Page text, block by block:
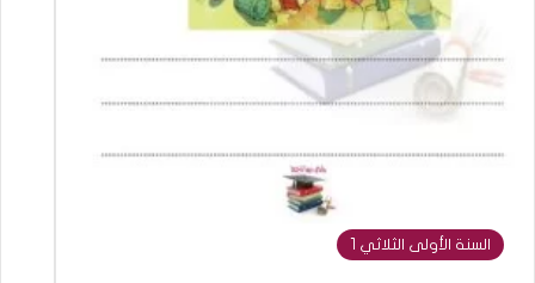
السنة الأولى الثلاثي 1